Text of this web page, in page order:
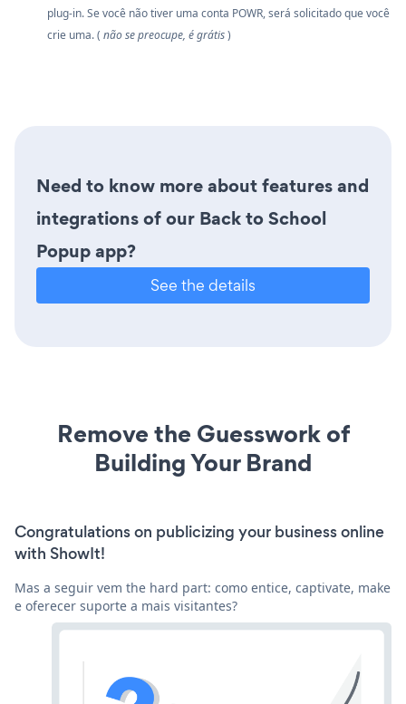
plug-in. Se você não tiver uma conta POWR, será solicitado que você
crie uma. ( não se preocupe, é grátis)
Need to know more about features and
integrations of our Back to School
Popup app?
See the details
Remove the Guesswork of
Building Your Brand
Congratulations on publicizing your business online
with ShowIt!
Mas a seguir vem the hard part: como entice, captivate, make
e oferecer suporte a mais visitantes?